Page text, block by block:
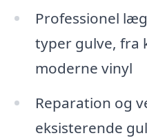
Professionel
typer gulve, fra
moderne vinyl
Reparation og
eksisterende